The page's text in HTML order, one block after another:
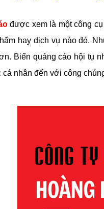
được xem là một công cụ
hay dịch vụ nào đó.
Biển quảng cáo hội tụ
nhân đến với công